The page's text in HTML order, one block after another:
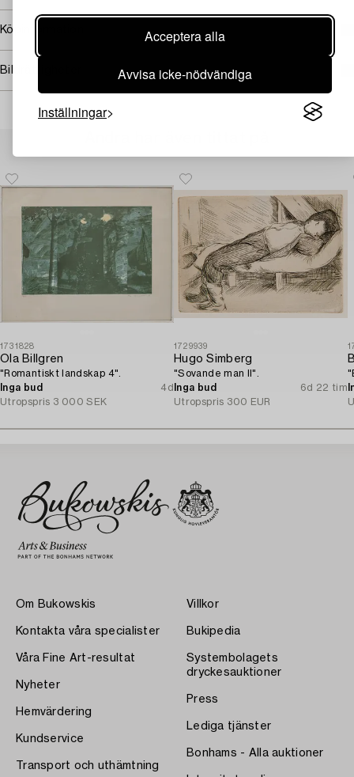
Acceptera alla
Avvisa icke-nödvändiga
Inställningar
Köpinformation
Bildrättigheter
1731828
Ola Billgren
"Romantiskt landskap 4".
Inga bud
4d
Utropspris 3 000 SEK
1729939
Hugo Simberg
"Sovande man II".
Inga bud
6d 22 tim
Utropspris 300 EUR
Om Bukowskis
Kontakta våra specialister
Våra Fine Art-resultat
Nyheter
Hemvärdering
Kundservice
Transport och uthämtning
Villkor
Bukipedia
Systembolagets
dryckesauktioner
Press
Lediga tjänster
Bonhams - Alla auktioner